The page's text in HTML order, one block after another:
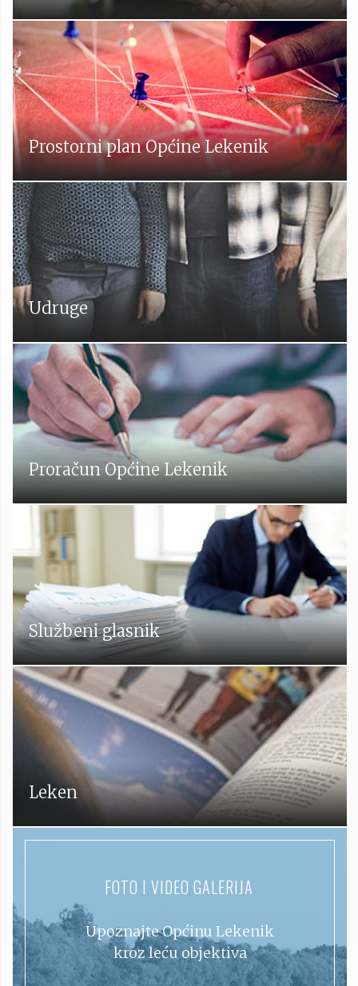
Prostorni plan Općine Lekenik
Udruge
Proračun Općine Lekenik
Službeni glasnik
Leken
FOTO I VIDEO GALERIJA
Upoznajte Općinu Lekenik
kroz leću objektiva